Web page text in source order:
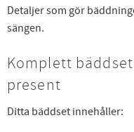
Detaljer som gör
sängen.
Komplett
present
Ditta bäddset innehåller: